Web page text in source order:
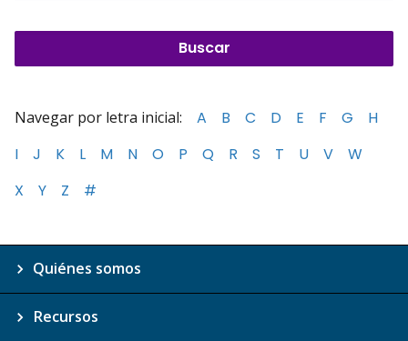
Navegar por letra inicial: A B C D E F G
H
I
J K L M N O P Q R S T U V
W
X
Y Z #
Quiénes somos
Recursos